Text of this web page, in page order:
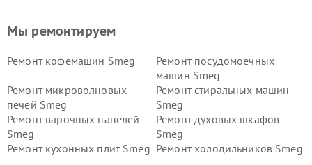
Мы ремонтируем
Ремонт кофемашин Smeg
Ремонт посудомоечных
машин Smeg
Ремонт микроволновых
печей Smeg
Ремонт стиральных машин
Smeg
Ремонт варочных панелей
Smeg
Ремонт духовых шкафов
Smeg
Ремонт кухонных плит Smeg Ремонт холодильников Smeg